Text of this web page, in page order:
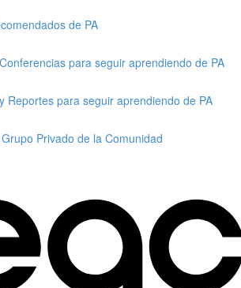
de PA
para seguir aprendiendo de PA
Reportes para seguir aprendiendo de PA
Privado de la Comunidad